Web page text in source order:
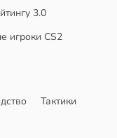
3.0
игроки CS2
Тактики